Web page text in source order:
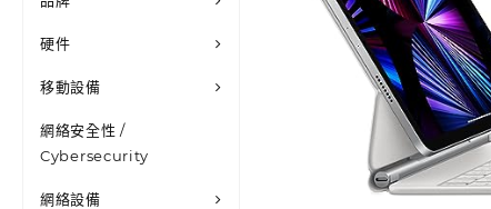
硬件
移動設備
網絡安全性 /
Cybersecurity
網絡設備